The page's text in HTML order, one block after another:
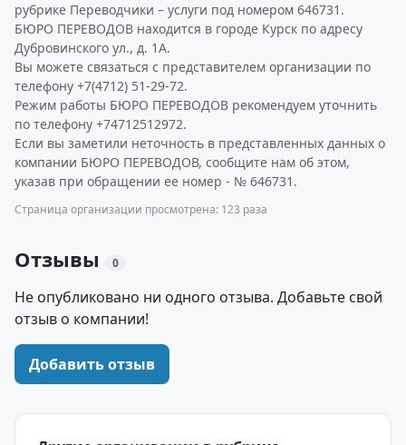
рубрике Переводчики – услуги под номером 646731.
БЮРО ПЕРЕВОДОВ находится в городе Курск по адресу
Дубровинского ул., д. 1А.
Вы можете связаться с представителем организации по
телефону +7(4712) 51-29-72.
Режим работы БЮРО ПЕРЕВОДОВ рекомендуем уточнить
по телефону +74712512972.
Если вы заметили неточность в представленных данных о
компании БЮРО ПЕРЕВОДОВ, сообщите нам об этом,
указав при обращении ее номер - № 646731.
Страница организации просмотрена: 123 раза
Отзывы 0
Не опубликовано ни одного отзыва. Добавьте свой
отзыв о компании!
Добавить отзыв